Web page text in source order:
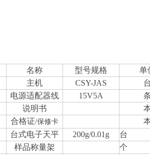
名称 型号规格 单
主机 CSY-JAS 台
电源适配器线 15V5A
说明书
合格证/保修卡
台式电子天平 200g/0.01g 台
样品称量架 个